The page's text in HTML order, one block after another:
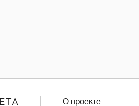
О проекте